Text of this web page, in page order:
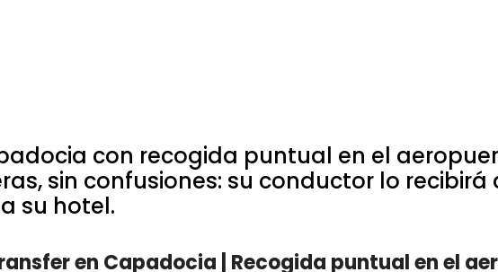
con recogida puntual en el
sin confusiones: su conductor lo
su hotel.
en Capadocia | Recogida puntual en el